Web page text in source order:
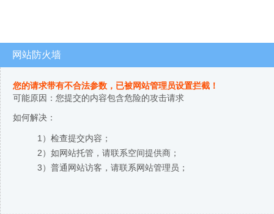
网站防火墙
您的请求带有不合法参数，已被网站管理员设置拦截！
可能原因：您提交的内容包含危险的攻击请求
如何解决：
1）检查提交内容；
2）如网站托管，请联系空间提供商；
3）普通网站访客，请联系网站管理员；